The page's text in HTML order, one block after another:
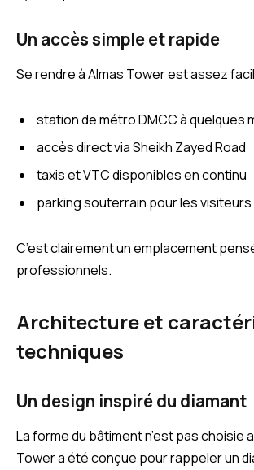
Un accès simple et rapide
Se rendre à Almas Tower est assez
station de métro DMCC à quelques
accès direct via Sheikh Zayed Road
taxis et VTC disponibles en continu
parking souterrain pour les
C’est clairement un emplacement
professionnels.
Architecture et
techniques
Un design inspiré du diamant
La forme du bâtiment n’est pas choisie
Tower a été conçue pour rappeler un